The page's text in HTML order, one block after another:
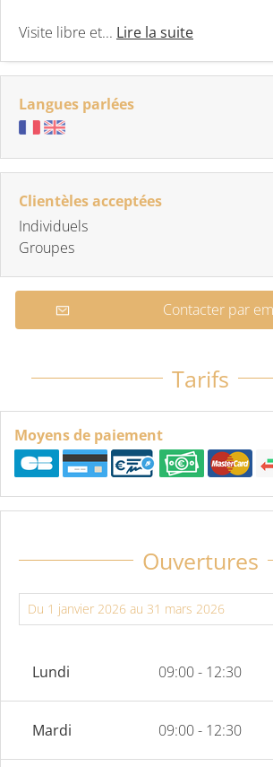
Visite libre et... Lire la suite
Langues parlées
Clientèles acceptées
Individuels
Groupes
Contacter par
Tarifs
Moyens de paiement
Ouvertures
Lundi 09:00 - 12:30
Mardi 09:00 - 12:30